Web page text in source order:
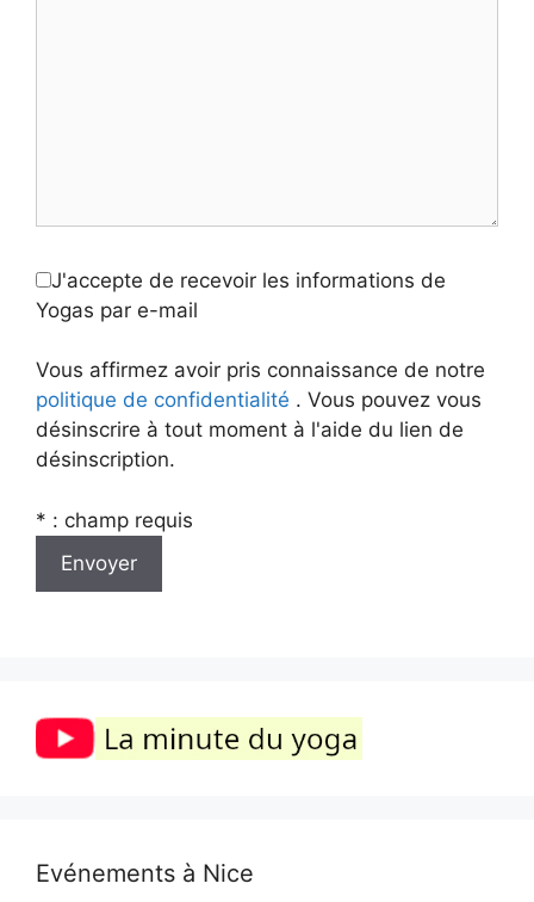
J'accepte de recevoir les informations de
Yogas par e-mail
Vous affirmez avoir pris connaissance de notre
politique de confidentialité . Vous pouvez vous
désinscrire à tout moment à l'aide du lien de
désinscription.
* : champ requis
Evénements à Nice